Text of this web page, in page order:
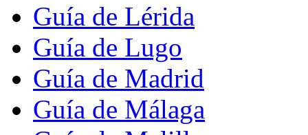
Guía de Lérida
Guía de Lugo
Guía de Madrid
Guía de Málaga